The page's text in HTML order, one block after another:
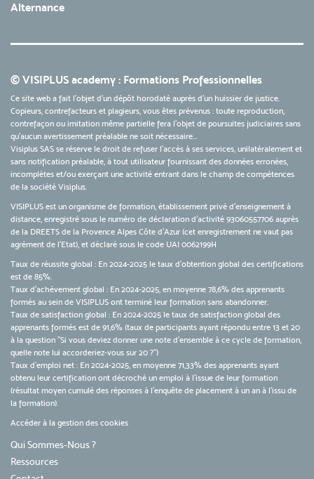
Alternance
© VISIPLUS academy : Formations Professionnelles
Ce site web a fait l'objet d'un dépôt horodaté auprès d'un huissier de justice.
Copieurs, contrefacteurs et plagieurs, vous êtes prévenus : toute reproduction,
contrefaçon ou imitation même partielle fera l'objet de poursuites judiciaires sans
qu’aucun avertissement préalable ne soit nécessaire...
Visiplus SAS se réserve le droit de refuser l'accès à ses services, unilatéralement et
sans notification préalable, à tout utilisateur fournissant des données erronées,
incomplètes et/ou exerçant une activité entrant dans le champ de compétences
de la société Visiplus.
VISIPLUS est un organisme de formation, établissement privé d’enseignement à
distance, enregistré sous le numéro de déclaration d’activité 93060557706 auprès
de la DREETS de la Provence Alpes Côte d’Azur (cet enregistrement ne vaut pas
agrément de l’Etat), et déclaré sous le code UAI 0062199H
Taux de réussite global : En 2024-2025 le taux d'obtention global des certifications
est de 85%.
Taux d’achèvement global : En 2024-2025, en moyenne 78,6% des apprenants
formés au sein de VISIPLUS ont terminé leur formation sans abandonner.
Taux de satisfaction global : En 2024-2025 le taux de satisfaction global des
apprenants formés est de 91,6% (taux de participants ayant répondu entre 13 et 20
à la question "Si vous deviez donner une note d’ensemble à ce cycle de formation,
quelle note lui accorderiez-vous sur 20 ?")
Taux d’emploi net : En 2024-2025, en moyenne 71,33% des apprenants ayant
obtenu leur certification ont décroché un emploi à l'issue de leur formation
(résultat moyen cumulé des réponses à l'enquête de placement à un an à l'issu de
la formation).
Accéder à la gestion des cookies
Qui Sommes-Nous ?
Ressources